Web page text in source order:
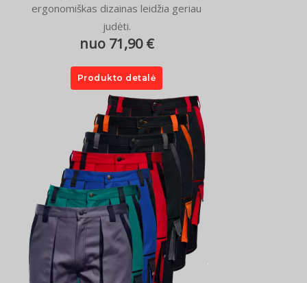
ergonomiškas dizainas leidžia geriau
judėti.
nuo 71,90 €
Produkto detalė